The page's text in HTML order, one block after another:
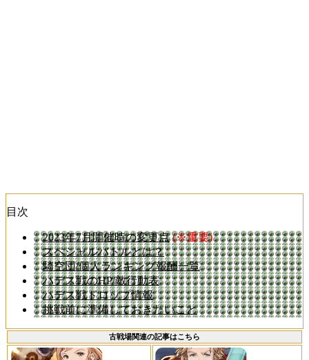
目次
2023年7月開催時の変更点 (※重要)
スペシャルバトルとは？
騎空団/個人ランキング報酬一覧
ハデス戦のHP/敵行動表
ハデス戦ドロップ情報
挑戦前に準備しておきたいこと
古戦場関連の記事はこちら